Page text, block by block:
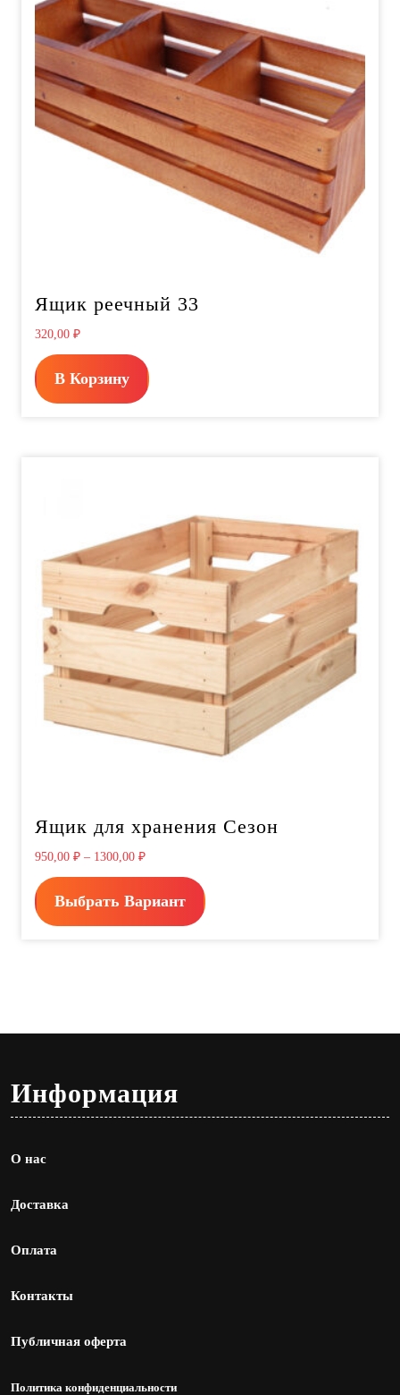
Ящик реечный 33
320,00 ₽
В Корзину
Ящик для хранения Сезон
950,00 ₽ – 1300,00 ₽
Выбрать Вариант
Информация
О нас
Доставка
Оплата
Контакты
Публичная оферта
Политика конфиденциальности